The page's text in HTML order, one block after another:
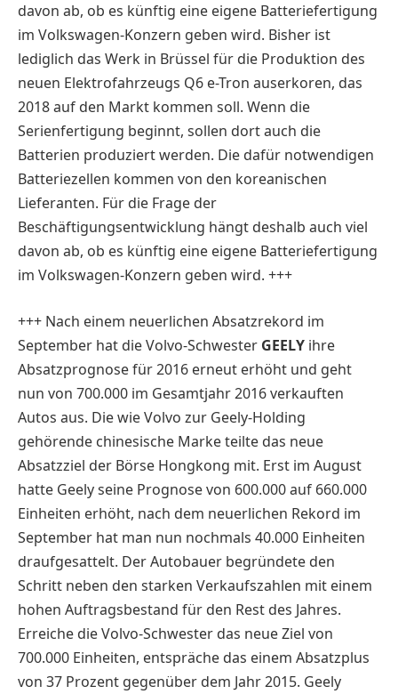
davon ab, ob es künftig eine eigene Batteriefertigung
im Volkswagen-Konzern geben wird. Bisher ist
lediglich das Werk in Brüssel für die Produktion des
neuen Elektrofahrzeugs Q6 e-Tron auserkoren, das
2018 auf den Markt kommen soll. Wenn die
Serienfertigung beginnt, sollen dort auch die
Batterien produziert werden. Die dafür notwendigen
Batteriezellen kommen von den koreanischen
Lieferanten. Für die Frage der
Beschäftigungsentwicklung hängt deshalb auch viel
davon ab, ob es künftig eine eigene Batteriefertigung
im Volkswagen-Konzern geben wird. +++
+++ Nach einem neuerlichen Absatzrekord im
September hat die Volvo-Schwester GEELY ihre
Absatzprognose für 2016 erneut erhöht und geht
nun von 700.000 im Gesamtjahr 2016 verkauften
Autos aus. Die wie Volvo zur Geely-Holding
gehörende chinesische Marke teilte das neue
Absatzziel der Börse Hongkong mit. Erst im August
hatte Geely seine Prognose von 600.000 auf 660.000
Einheiten erhöht, nach dem neuerlichen Rekord im
September hat man nun nochmals 40.000 Einheiten
draufgesattelt. Der Autobauer begründete den
Schritt neben den starken Verkaufszahlen mit einem
hohen Auftragsbestand für den Rest des Jahres.
Erreiche die Volvo-Schwester das neue Ziel von
700.000 Einheiten, entspräche das einem Absatzplus
von 37 Prozent gegenüber dem Jahr 2015. Geely